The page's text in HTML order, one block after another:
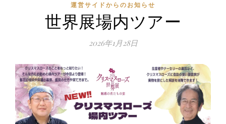
運営サイドからのお知らせ
世界展場内ツアー
2026年1月28日